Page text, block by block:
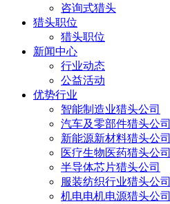
咨询式猎头
猎头职位
猎头职位
新闻中心
行业动态
公益活动
优势行业
智能制造业猎头公司
汽车及零部件猎头公司
新能源新材料猎头公司
医疗生物医药猎头公司
半导体芯片猎头公司
服装纺织行业猎头公司
机电电机电源猎头公司